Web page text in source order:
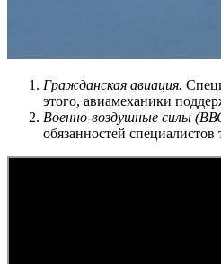
Гражданская авиация.
этого, авиамеханики
Военно-воздушные силы
обязанностей